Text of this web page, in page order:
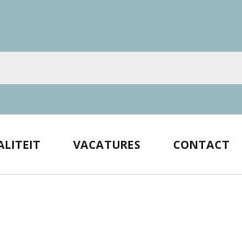
VACATURES CONTACT